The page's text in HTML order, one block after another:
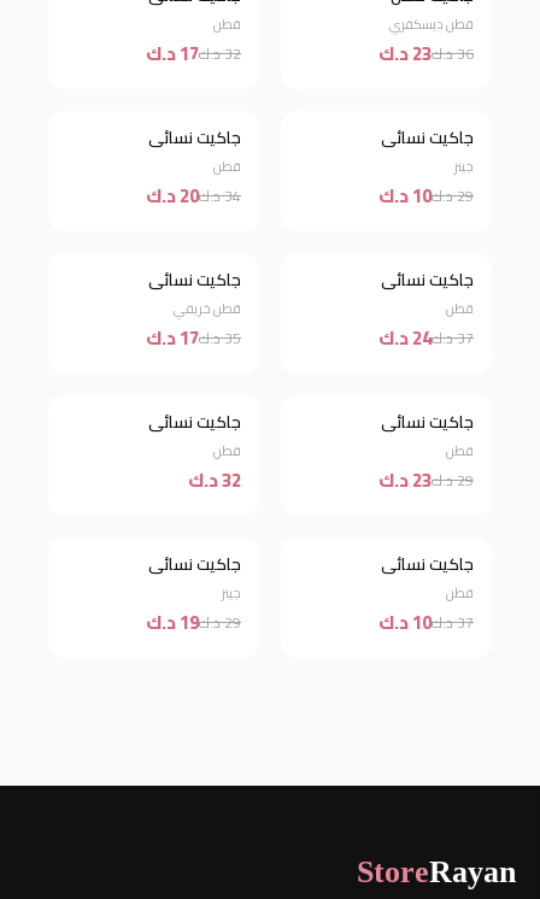
قطن ديسكفري
36 د.ك 23 د.ك
قطن
32 د.ك 17 د.ك
خصم 66%
جاكيت نسائي
جينز
29 د.ك 10 د.ك
خصم 41%
جاكيت نسائي
قطن
34 د.ك 20 د.ك
خصم 35%
جاكيت نسائي
قطن
37 د.ك 24 د.ك
خصم 51%
جاكيت نسائي
قطن خريفي
35 د.ك 17 د.ك
خصم 21%
جاكيت نسائي
قطن
29 د.ك 23 د.ك
جديد
جاكيت نسائي
قطن
32 د.ك
خصم 73%
جاكيت نسائي
قطن
37 د.ك 10 د.ك
خصم 34%
جاكيت نسائي
جينز
29 د.ك 19 د.ك
Rayan
Store